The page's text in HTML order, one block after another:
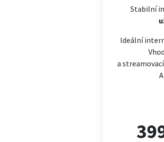
Stabilní
Ideální
a